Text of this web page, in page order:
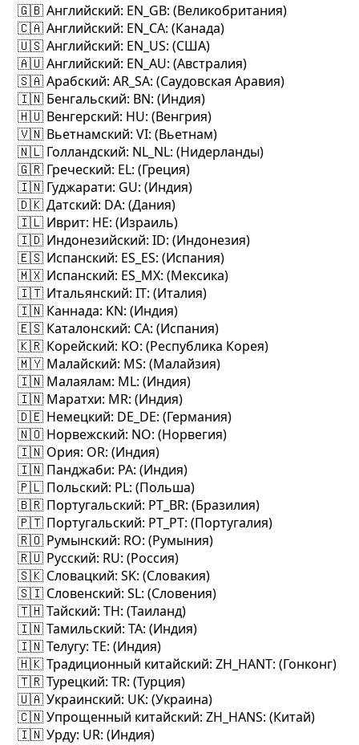
🇬🇧 Английский: EN_GB: (Великобритания)
🇨🇦 Английский: EN_CA: (Канада)
🇺🇸 Английский: EN_US: (США)
🇦🇺 Английский: EN_AU: (Австралия)
🇸🇦 Арабский: AR_SA: (Саудовская Аравия)
🇮🇳 Бенгальский: BN: (Индия)
🇭🇺 Венгерский: HU: (Венгрия)
🇻🇳 Вьетнамский: VI: (Вьетнам)
🇳🇱 Голландский: NL_NL: (Нидерланды)
🇬🇷 Греческий: EL: (Греция)
🇮🇳 Гуджарати: GU: (Индия)
🇩🇰 Датский: DA: (Дания)
🇮🇱 Иврит: HE: (Израиль)
🇮🇩 Индонезийский: ID: (Индонезия)
🇪🇸 Испанский: ES_ES: (Испания)
🇲🇽 Испанский: ES_MX: (Мексика)
🇮🇹 Итальянский: IT: (Италия)
🇮🇳 Каннада: KN: (Индия)
🇪🇸 Каталонский: CA: (Испания)
🇰🇷 Корейский: KO: (Республика Корея)
🇲🇾 Малайский: MS: (Малайзия)
🇮🇳 Малаялам: ML: (Индия)
🇮🇳 Маратхи: MR: (Индия)
🇩🇪 Немецкий: DE_DE: (Германия)
🇳🇴 Норвежский: NO: (Норвегия)
🇮🇳 Ория: OR: (Индия)
🇮🇳 Панджаби: PA: (Индия)
🇵🇱 Польский: PL: (Польша)
🇧🇷 Португальский: PT_BR: (Бразилия)
🇵🇹 Португальский: PT_PT: (Португалия)
🇷🇴 Румынский: RO: (Румыния)
🇷🇺 Русский: RU: (Россия)
🇸🇰 Словацкий: SK: (Словакия)
🇸🇮 Словенский: SL: (Словения)
🇹🇭 Тайский: TH: (Таиланд)
🇮🇳 Тамильский: TA: (Индия)
🇮🇳 Телугу: TE: (Индия)
🇭🇰 Традиционный китайский: ZH_HANT: (Гонконг)
🇹🇷 Турецкий: TR: (Турция)
🇺🇦 Украинский: UK: (Украина)
🇨🇳 Упрощенный китайский: ZH_HANS: (Китай)
🇮🇳 Урду: UR: (Индия)